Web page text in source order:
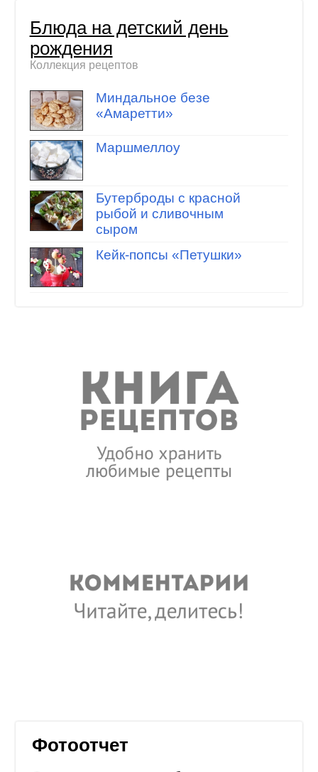
Блюда на детский день
рождения
Коллекция рецептов
Миндальное безе
«Амаретти»
Маршмеллоу
Бутерброды с красной
рыбой и сливочным
сыром
Кейк-попсы «Петушки»
Фотоотчет